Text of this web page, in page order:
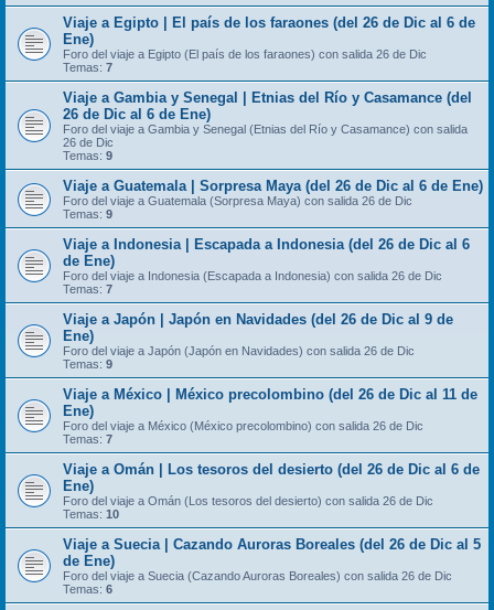
Viaje a Egipto | El país de los faraones (del 26 de Dic al 6 de
Ene)
Foro del viaje a Egipto (El país de los faraones) con salida 26 de Dic
Temas: 7
Viaje a Gambia y Senegal | Etnias del Río y Casamance (del
26 de Dic al 6 de Ene)
Foro del viaje a Gambia y Senegal (Etnias del Río y Casamance) con salida
26 de Dic
Temas: 9
Viaje a Guatemala | Sorpresa Maya (del 26 de Dic al 6 de Ene)
Foro del viaje a Guatemala (Sorpresa Maya) con salida 26 de Dic
Temas: 9
Viaje a Indonesia | Escapada a Indonesia (del 26 de Dic al 6
de Ene)
Foro del viaje a Indonesia (Escapada a Indonesia) con salida 26 de Dic
Temas: 7
Viaje a Japón | Japón en Navidades (del 26 de Dic al 9 de
Ene)
Foro del viaje a Japón (Japón en Navidades) con salida 26 de Dic
Temas: 9
Viaje a México | México precolombino (del 26 de Dic al 11 de
Ene)
Foro del viaje a México (México precolombino) con salida 26 de Dic
Temas: 7
Viaje a Omán | Los tesoros del desierto (del 26 de Dic al 6 de
Ene)
Foro del viaje a Omán (Los tesoros del desierto) con salida 26 de Dic
Temas: 10
Viaje a Suecia | Cazando Auroras Boreales (del 26 de Dic al 5
de Ene)
Foro del viaje a Suecia (Cazando Auroras Boreales) con salida 26 de Dic
Temas: 6